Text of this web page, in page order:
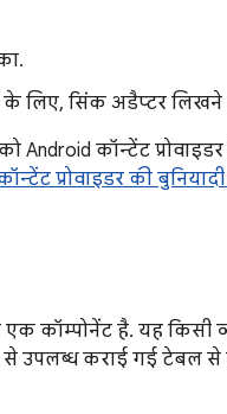
लिए, सिंक अडैप्टर लिखने
कॉन्टेंट प्रोवाइडर
प्रोवाइडर की
कॉम्पोनेंट है. यह किसी
उपलब्ध कराई गई टेबल